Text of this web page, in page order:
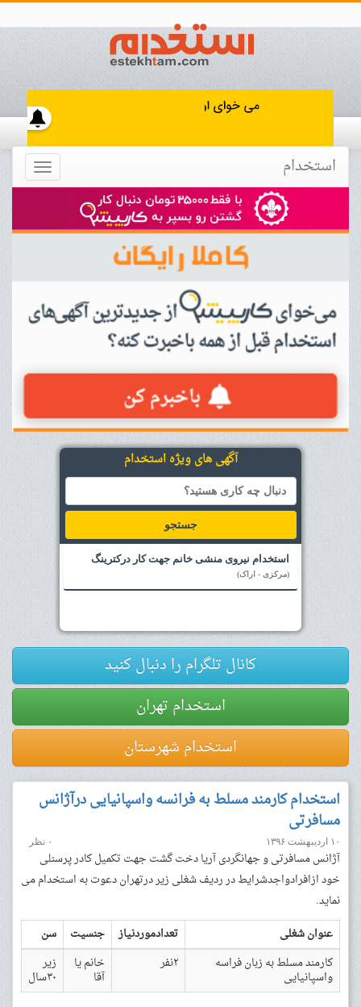
Toggle استخدام
آگهی های ویژه استخدام
جستجو
استخدام نیروی منشی خانم جهت کار درکترینگ
(مرکزی - اراک)
کانال تلگرام را دنبال کنید
استخدام تهران
استخدام شهرستان
استخدام کارمند مسلط به فرانسه واسپانیایی درآژانس
مسافرتی
۱۰ اردیبهشت ۱۳۹۶ ۰ نظر
آژانس مسافرتی و جهانگردی آریا دخت گشت جهت تکمیل کادر پرسنلی
خود ازافرادواجدشرایط در ردیف شغلی زیر درتهران دعوت به استخدام می
نماید.
عنوان شغلی
تعدادموردنیاز جنسیت
سن
کارمند مسلط به زبان فراسه
واسپانیایی
۲نفر خانم یا
آقا
زیر
۳۰سال